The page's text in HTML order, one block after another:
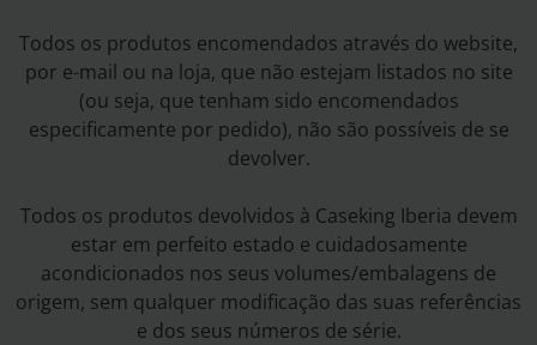
Todos os produtos encomendados através do website,
por e-mail ou na loja, que não estejam listados no site
(ou seja, que tenham sido encomendados
especificamente por pedido), não são possíveis de se
devolver.
Todos os produtos devolvidos à Caseking Iberia devem
estar em perfeito estado e cuidadosamente
acondicionados nos seus volumes/embalagens de
origem, sem qualquer modificação das suas referências
e dos seus números de série.